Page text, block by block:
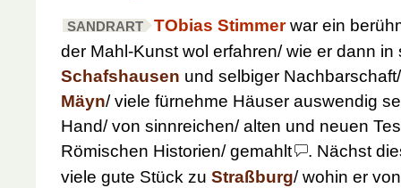
SANDRART TObias Stimmerwar ein
der Mahl-Kunst wol erfahren/ wie er dann in
Schafshausen und selbiger
Mäyn/ viele fürnehme Häuser auswendig
Hand/ von sinnreichen/ alten und neuen
Römischen Historien/ gemahlt
. Nächst
viele gute Stück zu Straßburg/ wohin er